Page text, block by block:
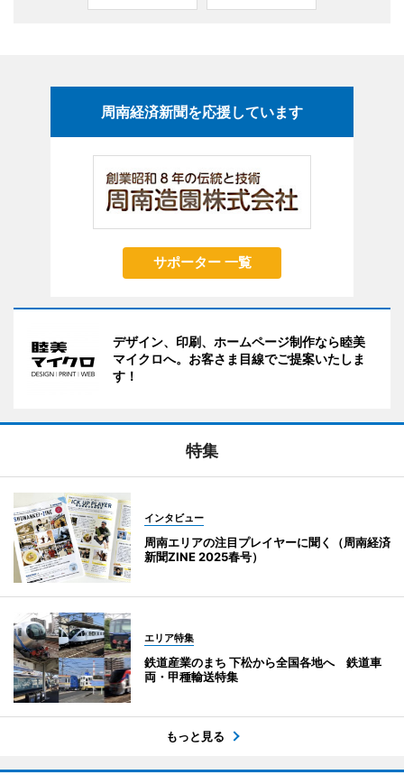
周南経済新聞を応援しています
サポーター 一覧
デザイン、印刷、ホームページ制作なら睦美
マイクロへ。お客さま目線でご提案いたしま
す！
特集
インタビュー
周南エリアの注目プレイヤーに聞く（周南経済
新聞ZINE 2025春号）
エリア特集
鉄道産業のまち 下松から全国各地へ 鉄道車
両・甲種輸送特集
もっと見る